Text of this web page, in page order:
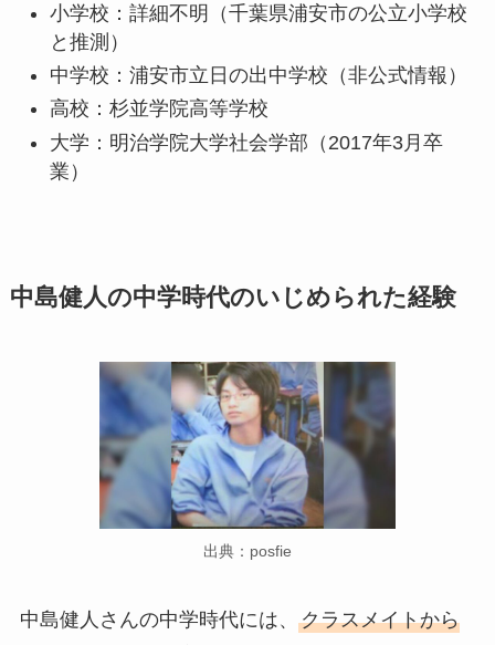
小学校：詳細不明（千葉県浦安市の公立小学校
と推測）
中学校：浦安市立日の出中学校（非公式情報）
高校：杉並学院高等学校
大学：明治学院大学社会学部（2017年3月卒
業）
中島健人の中学時代のいじめられた経験
出典：posfie
中島健人さんの中学時代には、 クラスメイトから